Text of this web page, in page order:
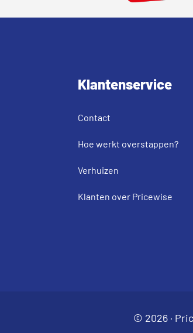
Klantenservice
Contact
Hoe werkt overstappen?
Verhuizen
Klanten over Pricewise
© 2026 ·